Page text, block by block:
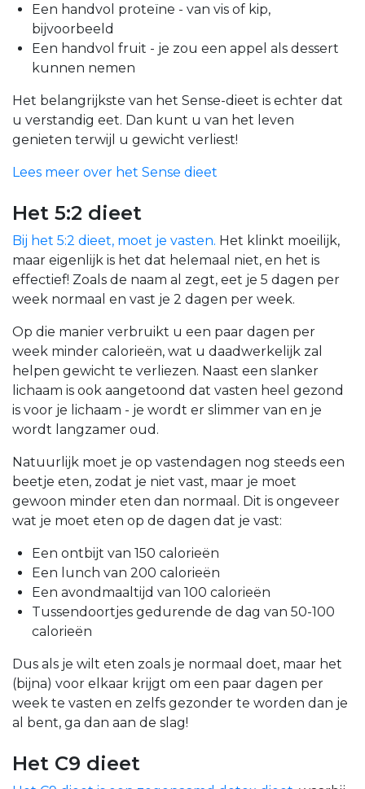
Een handvol proteïne - van vis of kip,
bijvoorbeeld
Een handvol fruit - je zou een appel als dessert
kunnen nemen
Het belangrijkste van het Sense-dieet is echter dat
u verstandig eet. Dan kunt u van het leven
genieten terwijl u gewicht verliest!
Lees meer over het Sense dieet
Het 5:2 dieet
Bij het 5:2 dieet, moet je vasten. Het klinkt moeilijk,
maar eigenlijk is het dat helemaal niet, en het is
effectief! Zoals de naam al zegt, eet je 5 dagen per
week normaal en vast je 2 dagen per week.
Op die manier verbruikt u een paar dagen per
week minder calorieën, wat u daadwerkelijk zal
helpen gewicht te verliezen. Naast een slanker
lichaam is ook aangetoond dat vasten heel gezond
is voor je lichaam - je wordt er slimmer van en je
wordt langzamer oud.
Natuurlijk moet je op vastendagen nog steeds een
beetje eten, zodat je niet vast, maar je moet
gewoon minder eten dan normaal. Dit is ongeveer
wat je moet eten op de dagen dat je vast:
Een ontbijt van 150 calorieën
Een lunch van 200 calorieën
Een avondmaaltijd van 100 calorieën
Tussendoortjes gedurende de dag van 50-100
calorieën
Dus als je wilt eten zoals je normaal doet, maar het
(bijna) voor elkaar krijgt om een paar dagen per
week te vasten en zelfs gezonder te worden dan je
al bent, ga dan aan de slag!
Het C9 dieet